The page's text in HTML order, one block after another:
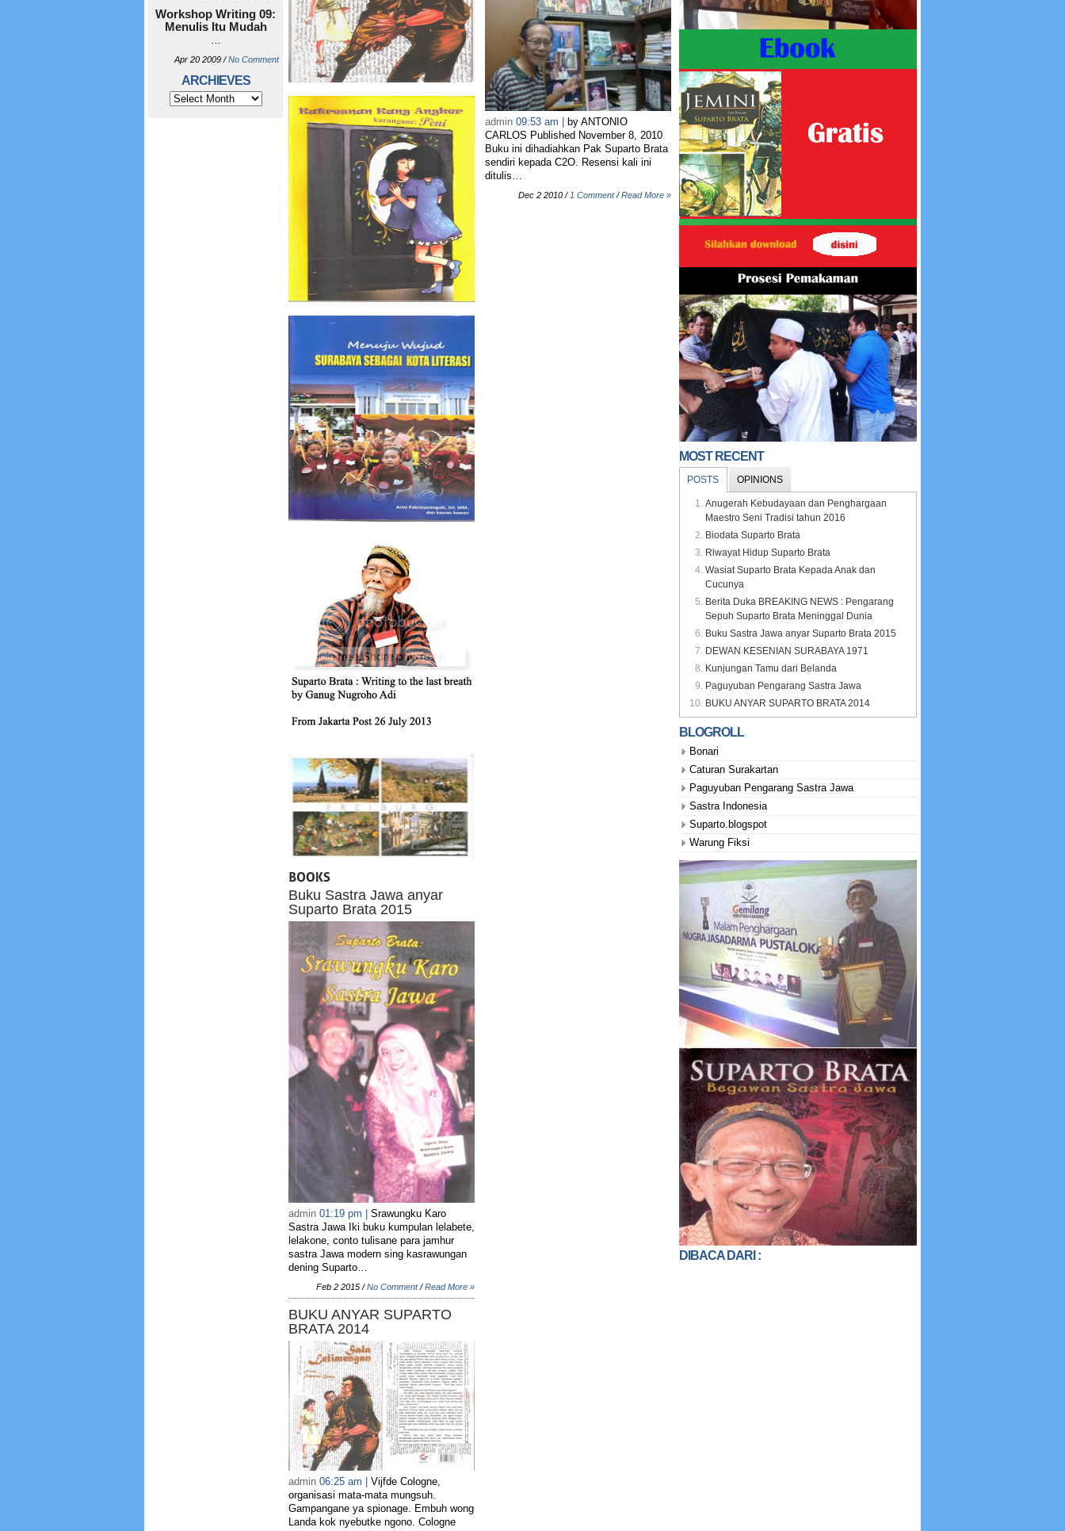
Workshop Writing 09:
Menulis Itu Mudah
…
Apr 20 2009 /No Comment
ARCHIEVES
Buku Sastra Jawa anyar
Suparto Brata 2015
admin 01:19 pm | Srawungku Karo
Sastra Jawa Iki buku kumpulan lelabete,
lelakone, conto tulisane para jamhur
sastra Jawa modern sing kasrawungan
dening Suparto…
Feb 2 2015 /No Comment/Read More »
BUKU ANYAR SUPARTO
BRATA 2014
admin 06:25 am | Vijfde Cologne,
organisasi mata-mata mungsuh.
Gampangane ya spionage. Embuh wong
Landa kok nyebutke ngono. Cologne
admin 09:53 am |
by ANTONIO
CARLOS Published November 8, 2010
Buku ini dihadiahkan Pak Suparto Brata
sendiri kepada C2O. Resensi kali ini
ditulis…
Dec 2 2010 / 1 Comment/Read More »
MOST RECENT
POSTS OPINIONS
Anugerah Kebudayaan dan Penghargaan
Maestro Seni Tradisi tahun 2016
Biodata Suparto Brata
Riwayat Hidup Suparto Brata
Wasiat Suparto Brata Kepada Anak dan
Cucunya
Berita Duka BREAKING NEWS : Pengarang
Sepuh Suparto Brata Meninggal Dunia
Buku Sastra Jawa anyar Suparto Brata 2015
DEWAN KESENIAN SURABAYA 1971
Kunjungan Tamu dari Belanda
Paguyuban Pengarang Sastra Jawa
BUKU ANYAR SUPARTO BRATA 2014
BLOGROLL
Bonari
Caturan Surakartan
Paguyuban Pengarang Sastra Jawa
Sastra Indonesia
Suparto.blogspot
Warung Fiksi
DIBACA DARI :